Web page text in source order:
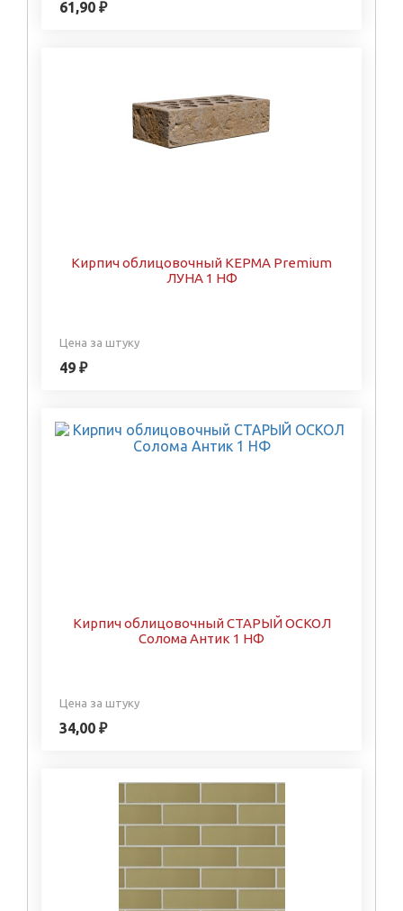
61,90 ₽
Кирпич облицовочный КЕРМА Premium
ЛУНА 1 НФ
Цена за штуку
49 ₽
Кирпич облицовочный СТАРЫЙ ОСКОЛ
Солома Антик 1 НФ
Цена за штуку
34,00 ₽